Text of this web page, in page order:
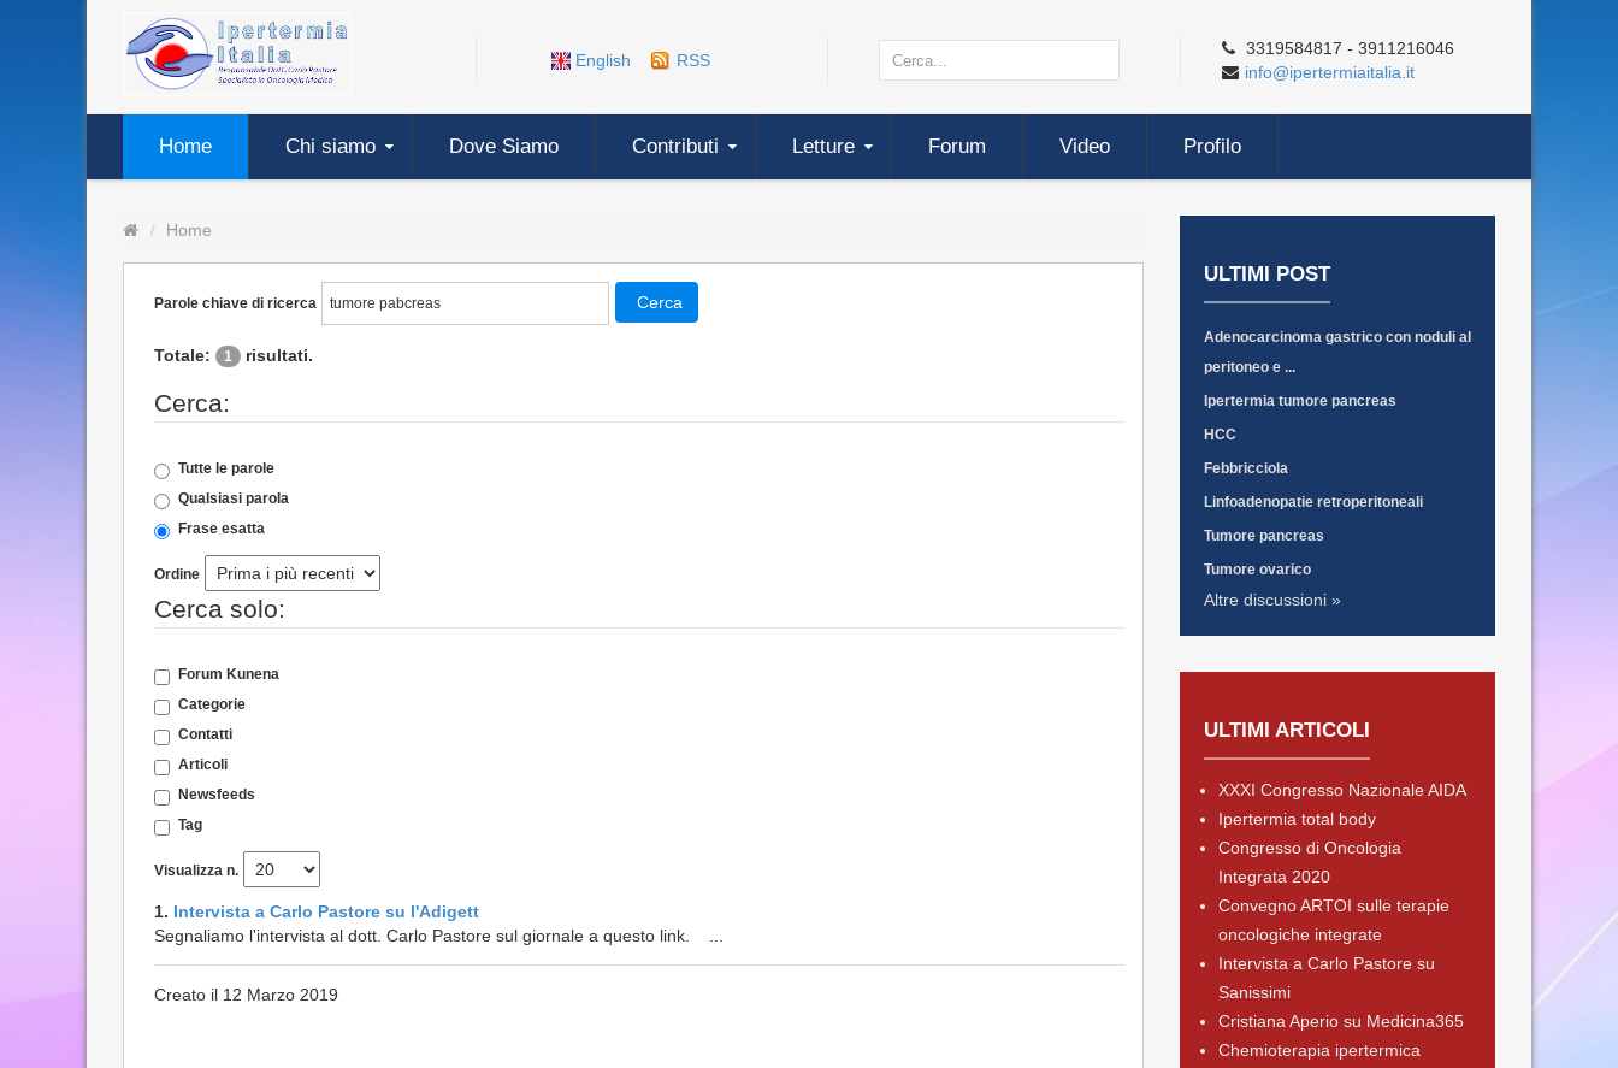
English RSS
3319584817 - 3911216046
info@ipertermiaitalia.it
Home Chi siamo Dove Siamo Contributi Letture Forum Video Profilo
Home
Parole chiave di ricerca Cerca
Totale: 1 risultati.
Cerca:
Tutte le parole
Qualsiasi parola
Frase esatta
Ordine
Cerca solo:
Forum Kunena
Categorie
Contatti
Articoli
Newsfeeds
Tag
Visualizza n.
1. Intervista a Carlo Pastore su l'Adigett
Segnaliamo l'intervista al dott. Carlo Pastore sul giornale a questo link. ...
Creato il 12 Marzo 2019
ULTIMI POST
Adenocarcinoma gastrico con noduli al
peritoneo e ...
Ipertermia tumore pancreas
HCC
Febbricciola
Linfoadenopatie retroperitoneali
Tumore pancreas
Tumore ovarico
Altre discussioni »
ULTIMI ARTICOLI
XXXI Congresso Nazionale AIDA
Ipertermia total body
Congresso di Oncologia
Integrata 2020
Convegno ARTOI sulle terapie
oncologiche integrate
Intervista a Carlo Pastore su
Sanissimi
Cristiana Aperio su Medicina365
Chemioterapia ipertermica